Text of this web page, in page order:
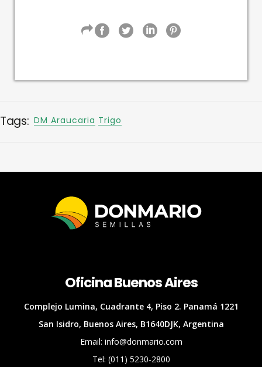
Tags: DM Araucaria Trigo
Oficina Buenos Aires
Complejo Lumina, Cuadrante 4, Piso 2. Panamá 1221
San Isidro, Buenos Aires, B1640DJK, Argentina
Email: info@donmario.com
Tel: (011) 5230-2800